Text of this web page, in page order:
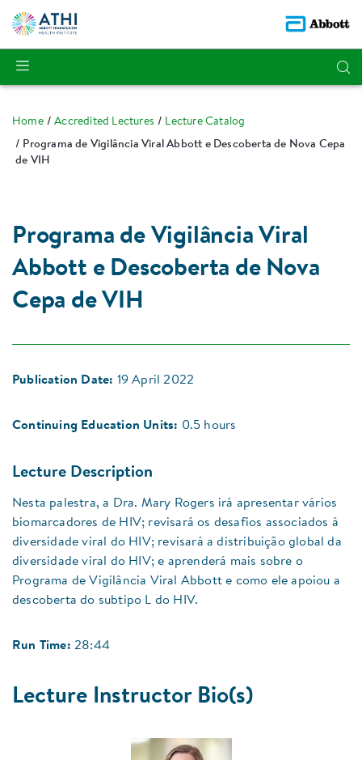
Home Accredited Lectures
Lecture Catalog
Programa de Vigilância Viral Abbott e Descoberta de Nova Cepa
de VIH
Programa de Vigilância Viral
Abbott e Descoberta de Nova
Cepa de VIH
Publication Date: 19 April 2022
Continuing Education Units: 0.5 hours
Lecture Description
Nesta palestra, a Dra. Mary Rogers irá apresentar vários
biomarcadores de HIV; revisará os desafios associados à
diversidade viral do HIV; revisará a distribuição global da
diversidade viral do HIV; e aprenderá mais sobre o
Programa de Vigilância Viral Abbott e como ele apoiou a
descoberta do subtipo L do HIV.
Run Time: 28:44
Lecture Instructor Bio(s)